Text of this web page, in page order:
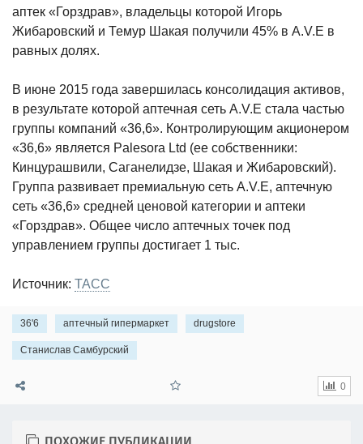
аптек «Горздрав», владельцы которой Игорь
Жибаровский и Темур Шакая получили 45% в A.V.E в
равных долях.
В июне 2015 года завершилась консолидация активов,
в результате которой аптечная сеть А.V.E стала частью
группы компаний «36,6». Контролирующим акционером
«36,6» является Palesora Ltd (ее собственники:
Кинцурашвили, Саганелидзе, Шакая и Жибаровский).
Группа развивает премиальную сеть A.V.E, аптечную
сеть «36,6» средней ценовой категории и аптеки
«Горздрав». Общее число аптечных точек под
управлением группы достигает 1 тыс.
Источник: ТАСС
36'6 аптечный гипермаркет drugstore
Станислав Самбурский
0
ПОХОЖИЕ ПУБЛИКАЦИИ